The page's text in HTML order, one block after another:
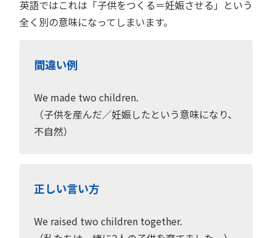
英語ではこれは「子供をつくる＝妊娠させる」という
全く別の意味になってしまいます。
間違い例
We made two children.
（子供を産んだ／妊娠したという意味になり、
不自然）
正しい言い方
We raised two children together.